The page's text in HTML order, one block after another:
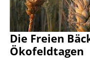
Die Freien
Ökofeldtagen